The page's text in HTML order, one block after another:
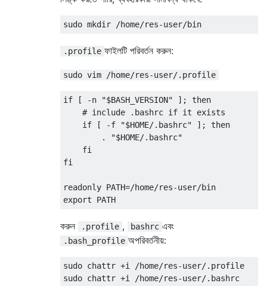
.profile ফাইলটি পরিবর্তন করুন:
sudo vim /home/res-user/.profile
if [ -n "$BASH_VERSION" ]; then
    # include .bashrc if it exists
    if [ -f "$HOME/.bashrc" ]; then
        . "$HOME/.bashrc"
    fi
fi
readonly PATH=/home/res-user/bin
করুন .profile , bashrc এবং
.bash_profile অপরিবর্তনীয়:
sudo chattr +i /home/res-user/.profile
sudo chattr +i /home/res-user/.bashrc